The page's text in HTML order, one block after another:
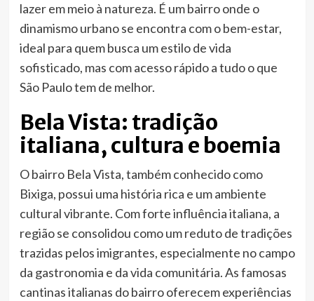
lazer em meio à natureza. É um bairro onde o
dinamismo urbano se encontra com o bem-estar,
ideal para quem busca um estilo de vida
sofisticado, mas com acesso rápido a tudo o que
São Paulo tem de melhor.
Bela Vista: tradição
italiana, cultura e boemia
O bairro Bela Vista, também conhecido como
Bixiga, possui uma história rica e um ambiente
cultural vibrante. Com forte influência italiana, a
região se consolidou como um reduto de tradições
trazidas pelos imigrantes, especialmente no campo
da gastronomia e da vida comunitária. As famosas
cantinas italianas do bairro oferecem experiências